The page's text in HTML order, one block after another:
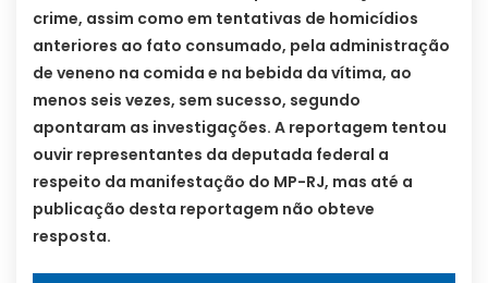
crime, assim como em tentativas de homicídios
anteriores ao fato consumado, pela administração
de veneno na comida e na bebida da vítima, ao
menos seis vezes, sem sucesso, segundo
apontaram as investigações. A reportagem tentou
ouvir representantes da deputada federal a
respeito da manifestação do MP-RJ, mas até a
publicação desta reportagem não obteve
resposta.